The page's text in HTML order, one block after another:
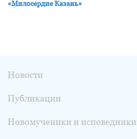
«Милосердие Казань»
Новости
Публикации
Новомученики и исповедники